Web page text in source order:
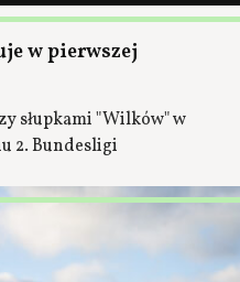
w pierwszej
słupkami "Wilków" w
2. Bundesligi